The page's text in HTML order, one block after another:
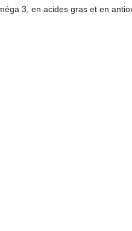
3, en acides gras et en